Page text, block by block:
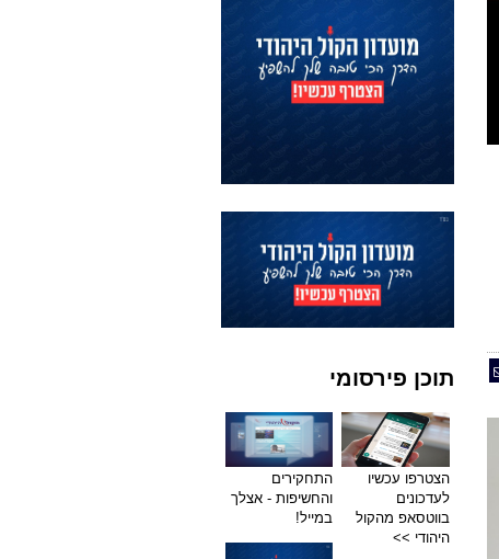
תוכן פירסומי
הצטרפו עכשיו
לעדכונים
בווטסאפ מהקול
היהודי >>
התחקירים
והחשיפות - אצלך
במייל!